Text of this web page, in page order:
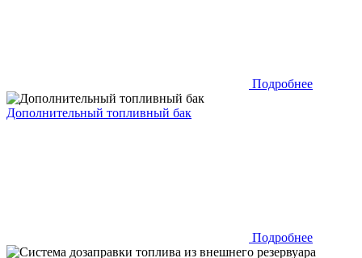
Подробнее
Дополнительный топливный бак
Подробнее